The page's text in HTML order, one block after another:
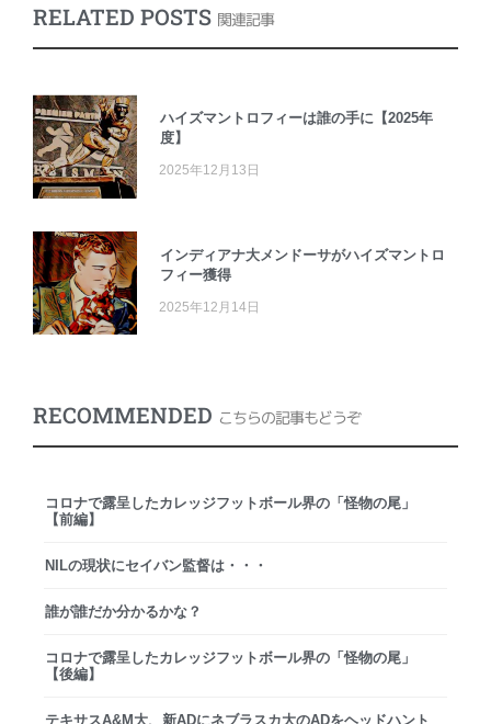
RELATED POSTS 関連記事
ハイズマントロフィーは誰の手に【2025年
度】
2025年12月13日
インディアナ大メンドーサがハイズマントロ
フィー獲得
2025年12月14日
RECOMMENDED こちらの記事もどうぞ
コロナで露呈したカレッジフットボール界の「怪物の尾」
【前編】
NILの現状にセイバン監督は・・・
誰が誰だか分かるかな？
コロナで露呈したカレッジフットボール界の「怪物の尾」
【後編】
テキサスA&M大、新ADにネブラスカ大のADをヘッドハント